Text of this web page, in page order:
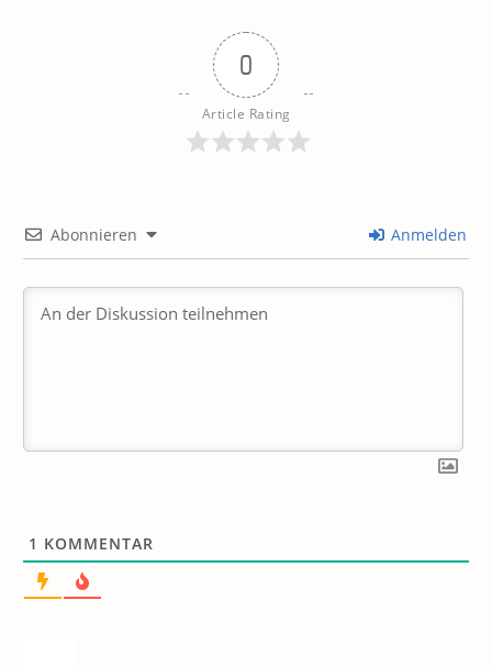
0
Article Rating
Abonnieren Anmelden
1 KOMMENTAR